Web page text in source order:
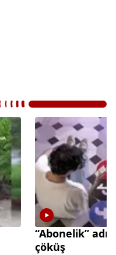
“Abonelik” adı
çöküş